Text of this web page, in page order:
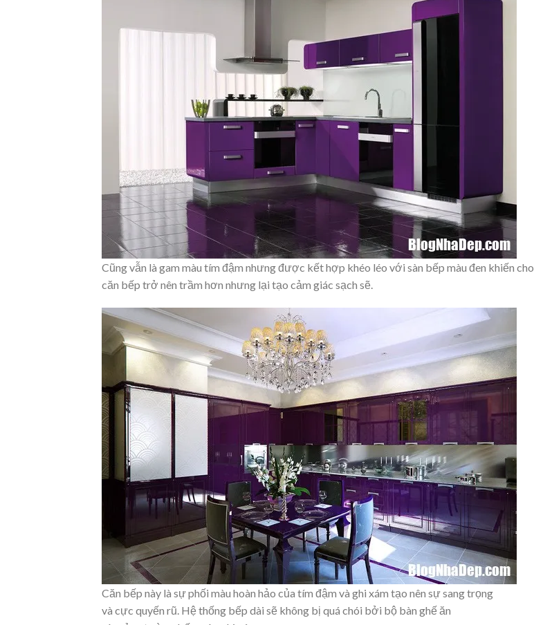
Cũng vẫn là gam màu tím đậm nhưng được kết hợp khéo léo với sàn bếp màu đen khiến cho
căn bếp trở nên trầm hơn nhưng lại tạo cảm giác sạch sẽ.
Căn bếp này là sự phối màu hoàn hảo của tím đậm và ghi xám tạo nên sự sang trọng
và cực quyến rũ. Hệ thống bếp dài sẽ không bị quá chói bởi bộ bàn ghế ăn